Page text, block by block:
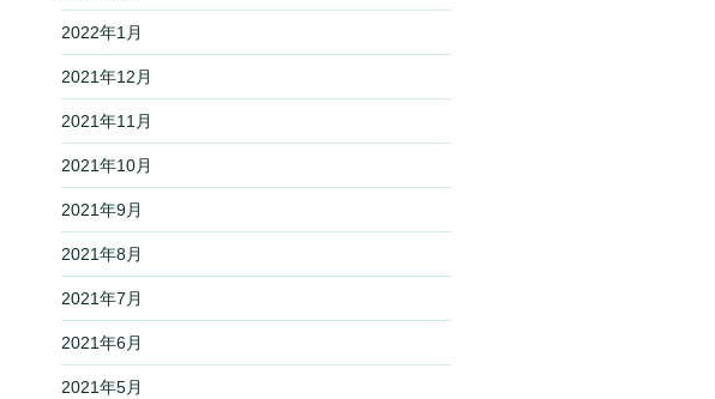
2022年1月
2021年12月
2021年11月
2021年10月
2021年9月
2021年8月
2021年7月
2021年6月
2021年5月